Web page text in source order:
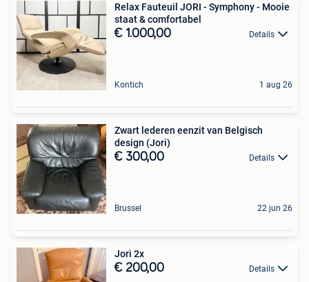
Relax Fauteuil JORI - Symphony - Mooie
staat & comfortabel
€ 1.000,00 Details
Kontich 1 aug 26
Zwart lederen eenzit van Belgisch
design (Jori)
€ 300,00 Details
Brussel 22 jun 26
Jori 2x
€ 200,00 Details